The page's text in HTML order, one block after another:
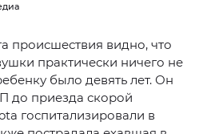
происшествия видно, что
практически ничего не
было девять лет. Он
до приезда скорой
госпитализировали в